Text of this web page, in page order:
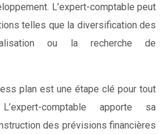
L’expert-comptable peut
telles que la diversification des
ou la recherche de
plan est une étape clé pour tout
comptable apporte sa
des prévisions financières